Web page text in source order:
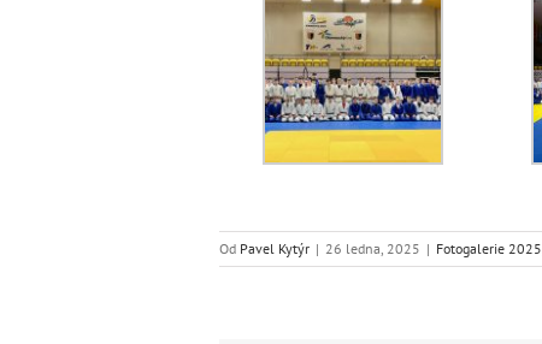
Od Pavel Kytýr | 26 ledna, 2025 | Fotogalerie 2025